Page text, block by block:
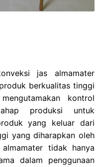
jas almamater
berkualitas tinggi
kontrol
produksi untuk
yang keluar dari
yang diharapkan oleh
tidak hanya
dalam penggunaan